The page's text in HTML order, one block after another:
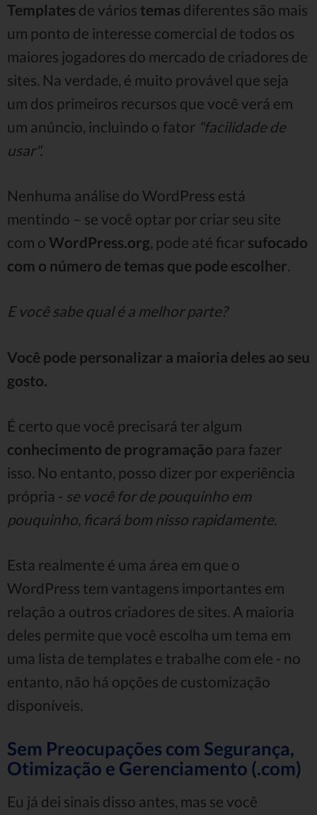
Templates de vários temas diferentes são mais
um ponto de interesse comercial de todos os
maiores jogadores do mercado de criadores de
sites. Na verdade, é muito provável que seja
um dos primeiros recursos que você verá em
um anúncio, incluindo o fator "facilidade de
usar".
Nenhuma análise do WordPress está
mentindo – se você optar por criar seu site
com o WordPress.org, pode até ficar sufocado
com o número de temas que pode escolher.
E você sabe qual é a melhor parte?
Você pode personalizar a maioria deles ao seu
gosto.
É certo que você precisará ter algum
conhecimento de programação para fazer
isso. No entanto, posso dizer por experiência
própria - se você for de pouquinho em
pouquinho, ficará bom nisso rapidamente.
Esta realmente é uma área em que o
WordPress tem vantagens importantes em
relação a outros criadores de sites. A maioria
deles permite que você escolha um tema em
uma lista de templates e trabalhe com ele - no
entanto, não há opções de customização
disponíveis.
Sem Preocupações com Segurança,
Otimização e Gerenciamento (.com)
Eu já dei sinais disso antes, mas se você